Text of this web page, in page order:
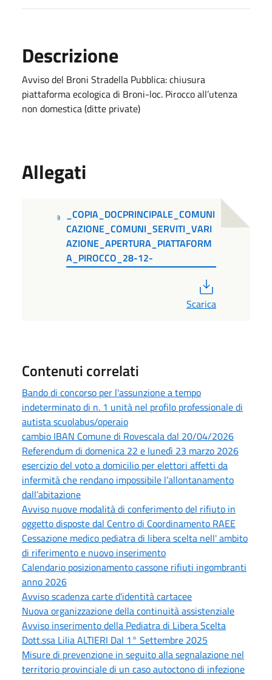
Descrizione
Avviso del Broni Stradella Pubblica: chiusura
piattaforma ecologica di Broni-loc. Pirocco all’utenza
non domestica (ditte private)
Allegati
_COPIA_DOCPRINCIPALE_COMUNI
CAZIONE_COMUNI_SERVITI_VARI
AZIONE_APERTURA_PIATTAFORM
A_PIROCCO_28-12-
Scarica
Contenuti correlati
Bando di concorso per l'assunzione a tempo
indeterminato di n. 1 unità nel profilo professionale di
autista scuolabus/operaio
cambio IBAN Comune di Rovescala dal 20/04/2026
Referendum di domenica 22 e lunedì 23 marzo 2026
esercizio del voto a domicilio per elettori affetti da
infermità che rendano impossibile l’allontanamento
dall’abitazione
Avviso nuove modalità di conferimento del rifiuto in
oggetto disposte dal Centro di Coordinamento RAEE
Cessazione medico pediatra di libera scelta nell' ambito
di riferimento e nuovo inserimento
Calendario posizionamento cassone rifiuti ingombranti
anno 2026
Avviso scadenza carte d'identità cartacee
Nuova organizzazione della continuità assistenziale
Avviso inserimento della Pediatra di Libera Scelta
Dott.ssa Lilia ALTIERI Dal 1° Settembre 2025
Misure di prevenzione in seguito alla segnalazione nel
territorio provinciale di un caso autoctono di infezione